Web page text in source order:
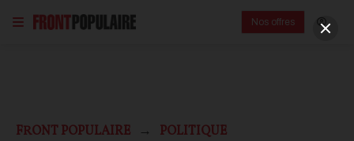
Nos offres
FRONT POPULAIRE POLITIQUE